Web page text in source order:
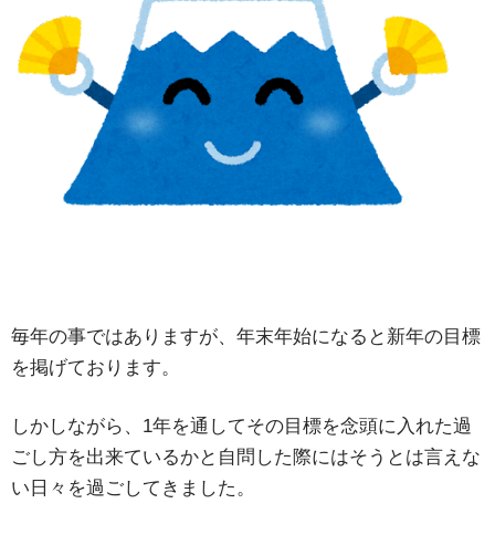
毎年の事ではありますが、年末年始になると新年の目標
を掲げております。
しかしながら、1年を通してその目標を念頭に入れた過
ごし方を出来ているかと自問した際にはそうとは言えな
い日々を過ごしてきました。